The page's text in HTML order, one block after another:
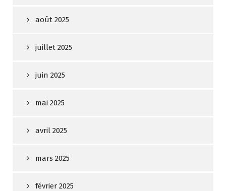
août 2025
juillet 2025
juin 2025
mai 2025
avril 2025
mars 2025
février 2025